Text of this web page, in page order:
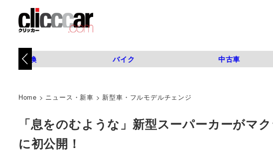
タイヤ交換 バイク 中古車
Home > ニュース・新車 > 新型車・フルモデルチェンジ
「息をのむような」新型スーパーカーがマ
に初公開！